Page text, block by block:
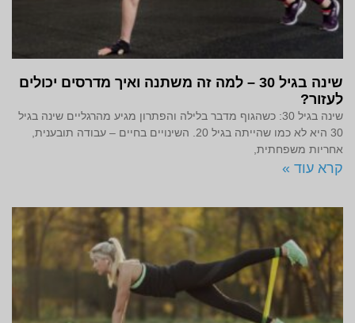
שינה בגיל 30 – למה זה משתנה ואיך מדרסים יכולים
לעזור?
שינה בגיל 30: כשהגוף מדבר בלילה והפתרון מגיע מהרגליים שינה בגיל
30 היא לא כמו שהייתה בגיל 20. השינויים בחיים – עבודה תובענית,
אחריות משפחתית,
קרא עוד »